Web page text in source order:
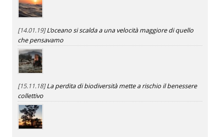
[14.01.19]L’oceano si scalda a una velocità maggiore di quello
che pensavamo
[15.11.18]La perdita di biodiversità mette a rischio il benessere
collettivo